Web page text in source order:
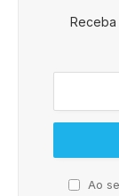
Receba
Ao